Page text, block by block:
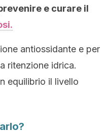
e curare il
antiossidante e per
ritenzione idrica.
equilibrio il livello